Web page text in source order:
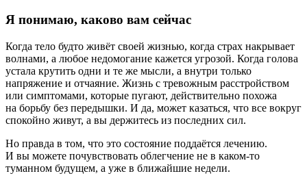
Я понимаю, каково вам сейчас
Когда тело будто живёт своей жизнью, когда страх накрывает
волнами, а любое недомогание кажется угрозой. Когда голова
устала крутить одни и те же мысли, а внутри только
напряжение и отчаяние. Жизнь с тревожным расстройством
или симптомами, которые пугают, действительно похожа
на борьбу без передышки. И да, может казаться, что все вокруг
спокойно живут, а вы держитесь из последних сил.
Но правда в том, что это состояние поддаётся лечению.
И вы можете почувствовать облегчение не в каком‑то
туманном будущем, а уже в ближайшие недели.